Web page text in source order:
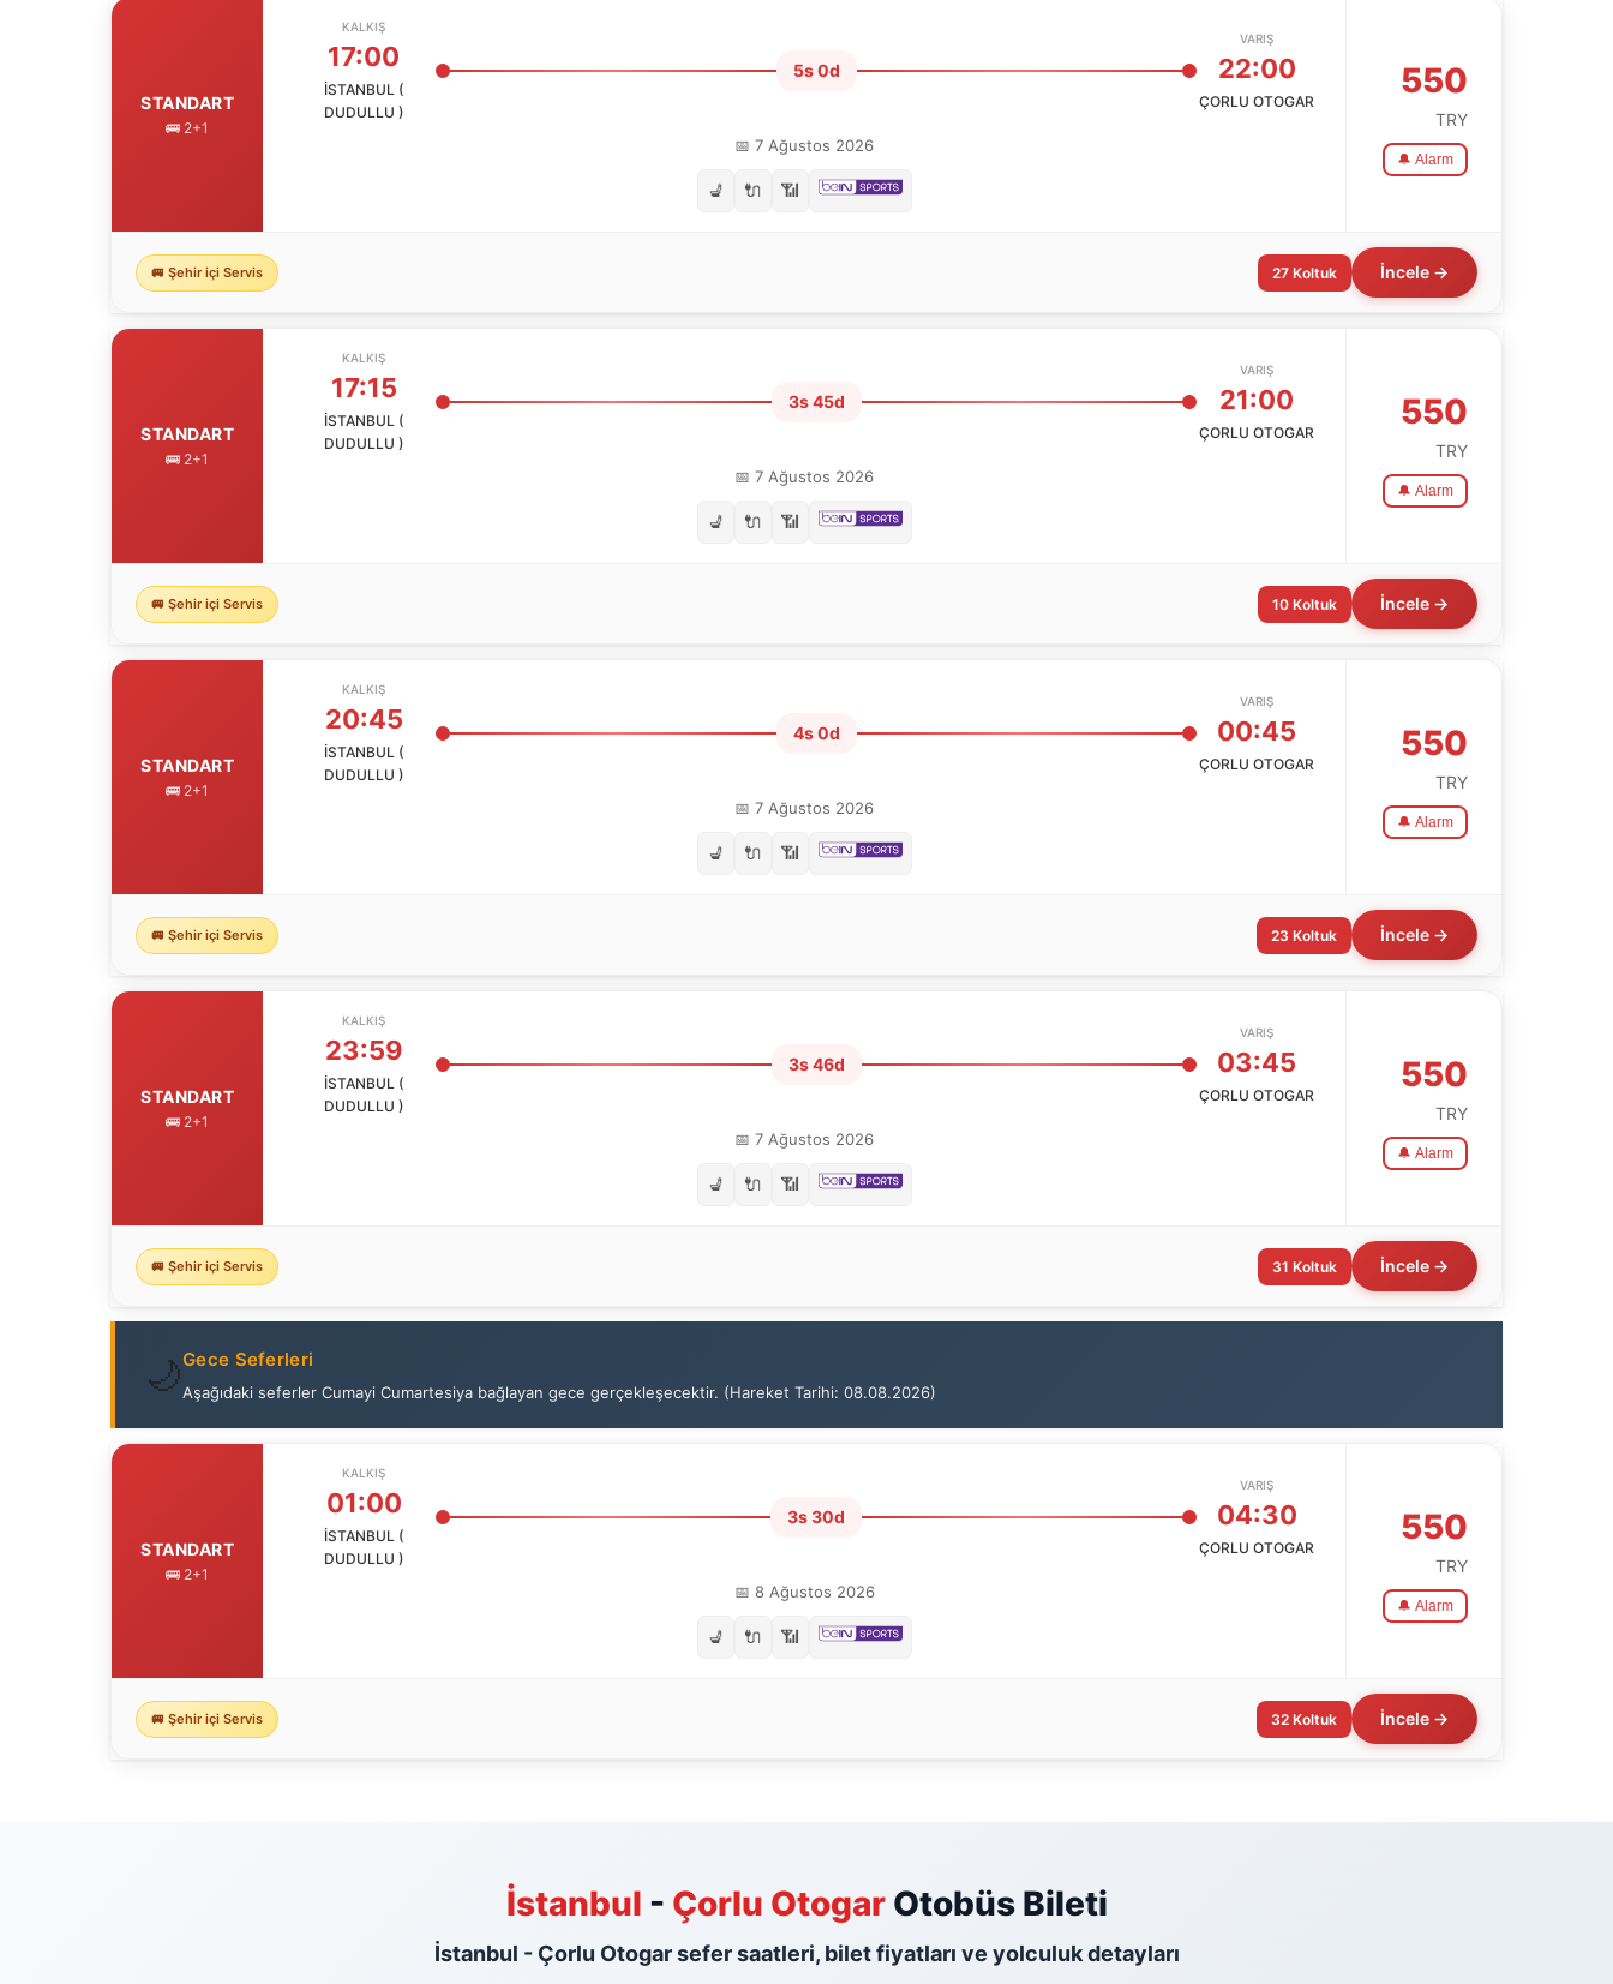
STANDART
🚌 2+1
KALKIŞ
17:00
İSTANBUL (
DUDULLU )
5s 0d
VARIŞ
22:00
ÇORLU OTOGAR
📅 7 Ağustos 2026
💺 🔌 📶
550
TRY
🔔 Alarm
🚐 Şehir içi Servis 27 Koltuk İncele →
STANDART
🚌 2+1
KALKIŞ
17:15
İSTANBUL (
DUDULLU )
3s 45d
VARIŞ
21:00
ÇORLU OTOGAR
📅 7 Ağustos 2026
💺 🔌 📶
550
TRY
🔔 Alarm
🚐 Şehir içi Servis 10 Koltuk İncele →
STANDART
🚌 2+1
KALKIŞ
20:45
İSTANBUL (
DUDULLU )
4s 0d
VARIŞ
00:45
ÇORLU OTOGAR
📅 7 Ağustos 2026
💺 🔌 📶
550
TRY
🔔 Alarm
🚐 Şehir içi Servis 23 Koltuk İncele →
STANDART
🚌 2+1
KALKIŞ
23:59
İSTANBUL (
DUDULLU )
3s 46d
VARIŞ
03:45
ÇORLU OTOGAR
📅 7 Ağustos 2026
💺 🔌 📶
550
TRY
🔔 Alarm
🚐 Şehir içi Servis 31 Koltuk İncele →
🌙Gece Seferleri
Aşağıdaki seferler Cumayi Cumartesiya bağlayan gece gerçekleşecektir. (Hareket Tarihi: 08.08.2026)
STANDART
🚌 2+1
KALKIŞ
01:00
İSTANBUL (
DUDULLU )
3s 30d
VARIŞ
04:30
ÇORLU OTOGAR
📅 8 Ağustos 2026
💺 🔌 📶
550
TRY
🔔 Alarm
🚐 Şehir içi Servis 32 Koltuk İncele →
İstanbul - Çorlu OtogarOtobüs Bileti
İstanbul - Çorlu Otogar sefer saatleri, bilet fiyatları ve yolculuk detayları